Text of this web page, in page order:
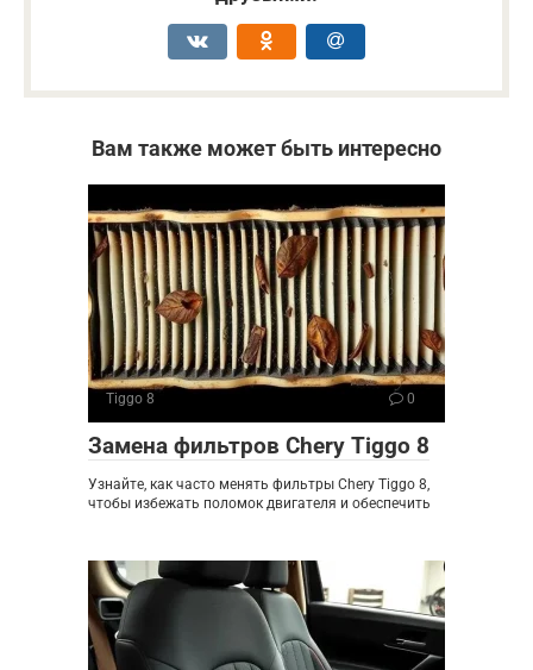
Вам также может быть интересно
Tiggo 8 0
Замена фильтров Chery Tiggo 8
Узнайте, как часто менять фильтры Chery Tiggo 8,
чтобы избежать поломок двигателя и обеспечить